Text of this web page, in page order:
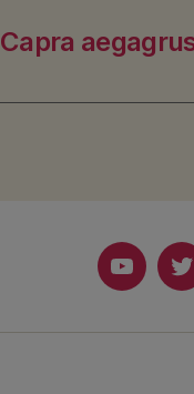
Capra
Youtube